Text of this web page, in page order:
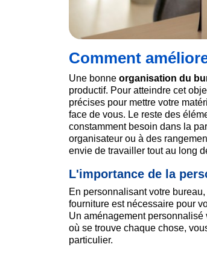
Comment
Une bonne organisation du
productif. Pour atteindre cet
précises pour mettre votre
face de vous. Le reste des
constamment besoin dans la
organisateur ou à des
envie de travailler tout au long
L'importance de la
En personnalisant votre
fourniture est nécessaire pour
Un aménagement personnalisé
où se trouve chaque chose,
particulier.